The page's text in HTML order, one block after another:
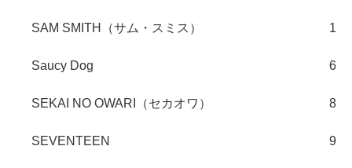
SAM SMITH（サム・スミス） 1
Saucy Dog 6
SEKAI NO OWARI（セカオワ） 8
SEVENTEEN 9